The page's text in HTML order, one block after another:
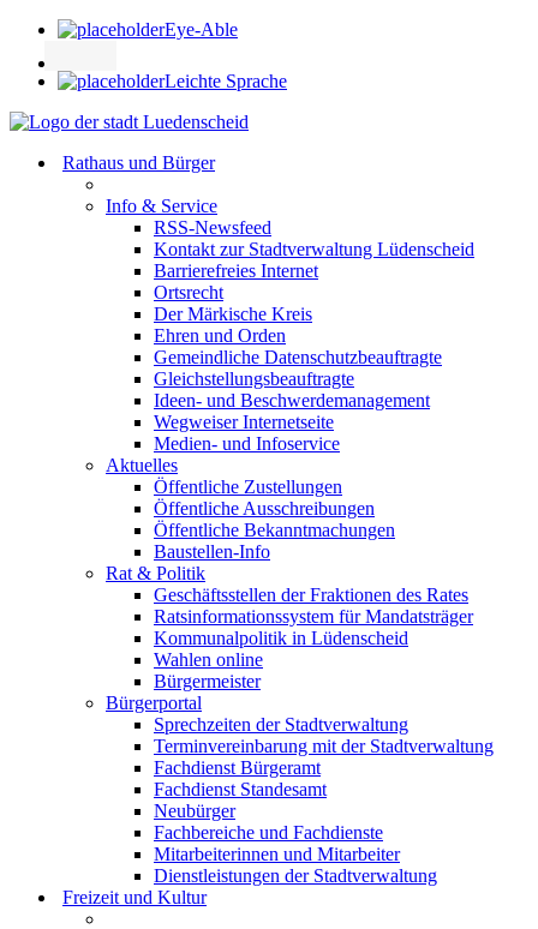
Eye-Able
Leichte Sprache
Rathaus und Bürger
Info & Service
RSS-Newsfeed
Kontakt zur Stadtverwaltung Lüdenscheid
Barrierefreies Internet
Ortsrecht
Der Märkische Kreis
Ehren und Orden
Gemeindliche Datenschutzbeauftragte
Gleichstellungsbeauftragte
Ideen- und Beschwerdemanagement
Wegweiser Internetseite
Medien- und Infoservice
Aktuelles
Öffentliche Zustellungen
Öffentliche Ausschreibungen
Öffentliche Bekanntmachungen
Baustellen-Info
Rat & Politik
Geschäftsstellen der Fraktionen des Rates
Ratsinformationssystem für Mandatsträger
Kommunalpolitik in Lüdenscheid
Wahlen online
Bürgermeister
Bürgerportal
Sprechzeiten der Stadtverwaltung
Terminvereinbarung mit der Stadtverwaltung
Fachdienst Bürgeramt
Fachdienst Standesamt
Neubürger
Fachbereiche und Fachdienste
Mitarbeiterinnen und Mitarbeiter
Dienstleistungen der Stadtverwaltung
Freizeit und Kultur